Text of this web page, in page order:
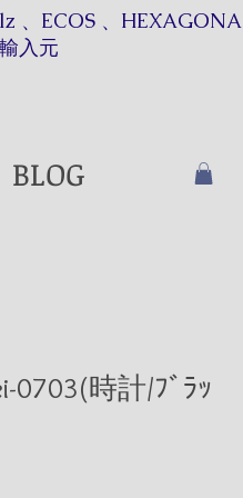
、ECOS 、HEXAGONA
入元​​
BLOG
0703(時計/ﾌﾞﾗｯ